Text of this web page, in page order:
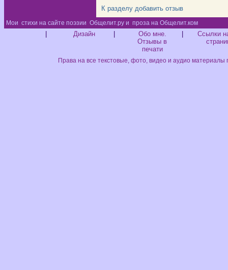
К разделу добавить отзыв
Мои стихи на сайте поэзии Общелит.ру и проза на Общелит.ком
Дизайн
Обо мне.
Отзывы в
печати
Ссылки
Права на все текстовые, фото, видео и аудио